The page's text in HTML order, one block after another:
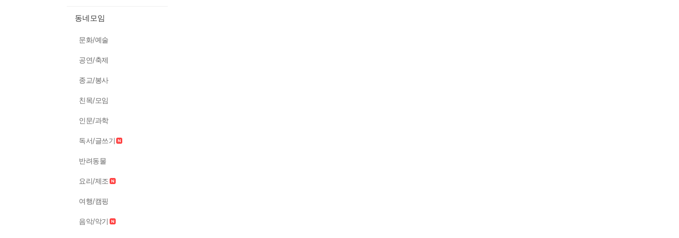
동네모임
문화/예술
공연/축제
종교/봉사
친목/모임
인문/과학
독서/글쓰기
반려동물
요리/제조
여행/캠핑
음악/악기